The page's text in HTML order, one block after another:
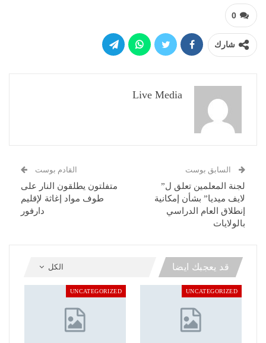
0
شارك
Live Media
السابق بوست
لجنة المعلمين تعلق ل”
لايف ميديا” بشأن إمكانية
إنطلاق العام الدراسي
بالولايات
القادم بوست
متفلتون يطلقون النار على
طوف مواد إغاثة لإقليم
دارفور
الكل قد يعجبك ايضا
UNCATEGORIZED
UNCATEGORIZED